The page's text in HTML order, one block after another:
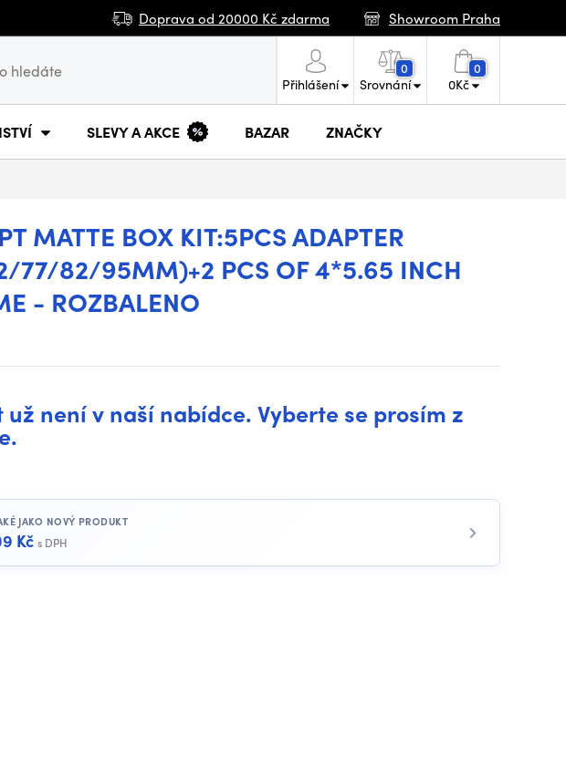
Doprava od 20000 Kč zdarma Showroom Praha
Přihlášení
0
Srovnání
0
0Kč
SLEVY A AKCE BAZAR ZNAČKY
MATTE BOX KIT:5PCS ADAPTER
77/82/95MM)+2 PCS OF 4*5.65 INCH
- ROZBALENO
není v naší nabídce. Vyberte se prosím z
JAKO NOVÝ PRODUKT
Kč s DPH